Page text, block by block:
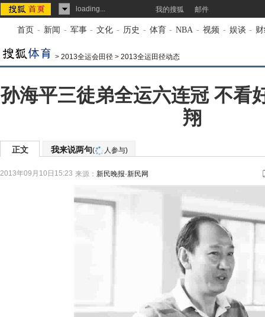
loading... 我的搜狐 邮件
首页 - 新闻 - 军事 - 文化 - 历史 - 体育 - NBA - 视频 - 娱谈 -
> 2013全运会田径 > 2013全运田径动态
孙海平三徒弟全运六连冠 不看
翔
正文 我来说两句( 人参与)
2013年09月10日15:23 来源： 新民晚报·新民网